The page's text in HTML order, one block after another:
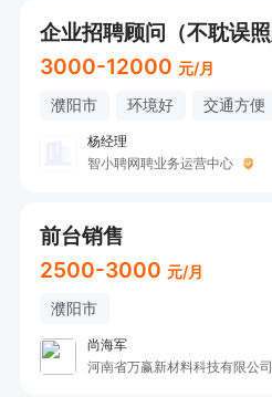
3000-12000 元/月
濮阳市 环境好 交通方便
杨经理
智小聘网聘业务运营中心
前台销售
2500-3000 元/月
濮阳市
尚海军
河南省万赢新材料科技有限公司